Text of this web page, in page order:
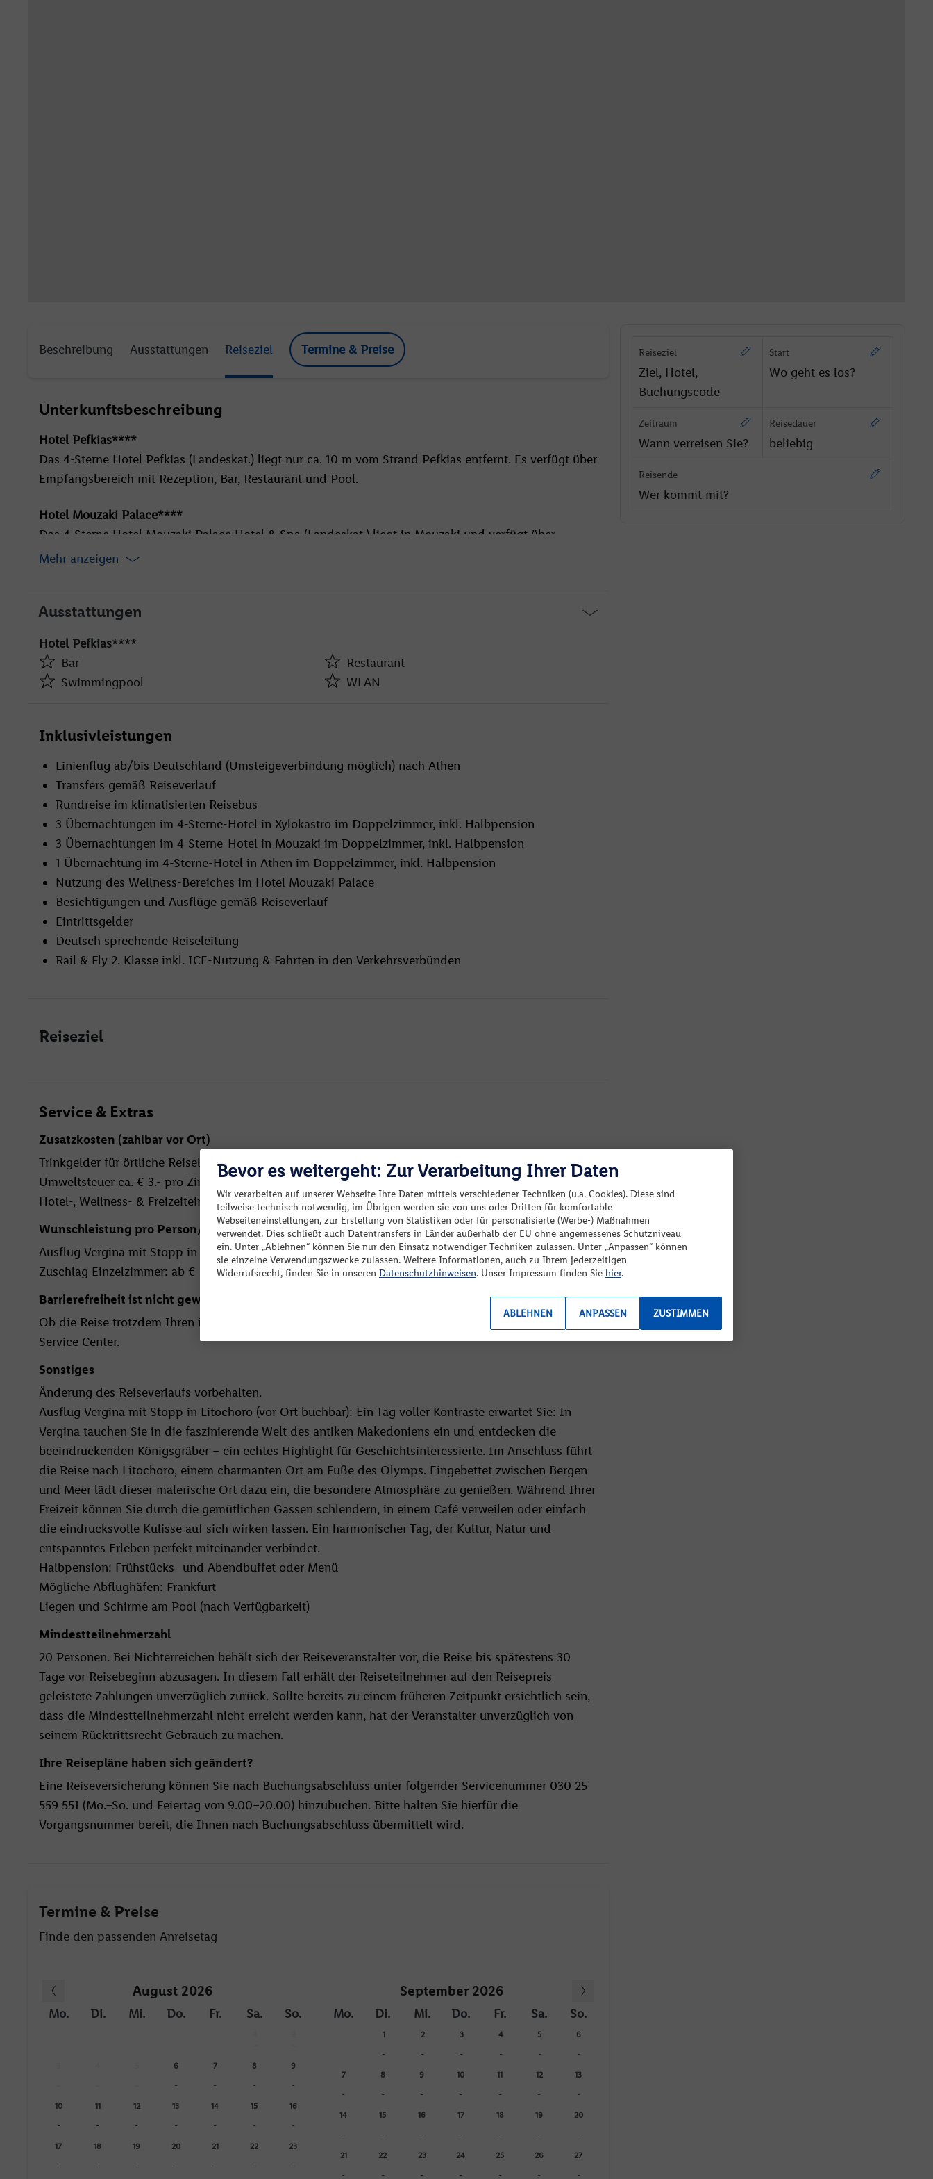
Beschreibung Ausstattungen Reiseziel Termine & Preise
Unterkunftsbeschreibung
Hotel Pefkias****
Das 4-Sterne Hotel Pefkias (Landeskat.) liegt nur ca. 10 m vom Strand Pefkias entfernt. Es verfügt über
Empfangsbereich mit Rezeption, Bar, Restaurant und Pool.
Hotel Mouzaki Palace****
Das 4-Sterne Hotel Mouzaki Palace Hotel & Spa (Landeskat.) liegt in Mouzaki und verfügt über
Empfangsbereich mit Rezeption, Bar, Restaurant und kostenfreien Wellnessbereich mit Hallenbad.
Das 4-Sterne Hotel Novus (Landeskat.) liegt in Athen, viele Sehenswürdigkeiten sind bequem mit
Restaurant.
Mehr anzeigen
Ausstattungen
Hotel Pefkias****
Bar
Restaurant
Swimmingpool
WLAN
Bar
Bar
Hallenbad
Wellnessbereich
WLAN
Bar
Restaurant
WLAN
Inklusivleistungen
Linienflug ab/bis Deutschland (Umsteigeverbindung möglich) nach Athen
Transfers gemäß Reiseverlauf
Rundreise im klimatisierten Reisebus
3 Übernachtungen im 4-Sterne-Hotel in Xylokastro im Doppelzimmer, inkl. Halbpension
3 Übernachtungen im 4-Sterne-Hotel in Mouzaki im Doppelzimmer, inkl. Halbpension
1 Übernachtung im 4-Sterne-Hotel in Athen im Doppelzimmer, inkl. Halbpension
Nutzung des Wellness-Bereiches im Hotel Mouzaki Palace
Besichtigungen und Ausflüge gemäß Reiseverlauf
Eintrittsgelder
Deutsch sprechende Reiseleitung
Rail & Fly 2. Klasse inkl. ICE-Nutzung & Fahrten in den Verkehrsverbünden
Reiseziel
Service & Extras
Zusatzkosten (zahlbar vor Ort)
Trinkgelder für örtliche Reiseleiter und Fahrer
Umweltsteuer ca. € 3.- pro Zimmer/Nacht.
Hotel-, Wellness- & Freizeiteinrichtungen z.T. gegen Gebühr.
Wunschleistung pro Person/Aufenthalt
Ausflug Vergina mit Stopp in Litochoro (vor Ort buchbar): ca. € 55.-
Zuschlag Einzelzimmer: ab € 219.-
Barrierefreiheit ist nicht gewährleistet.
Ob die Reise trotzdem Ihren individuellen Bedürfnissen entspricht, erfragen Sie bitte vor Buchung im
Service Center.
Sonstiges
Änderung des Reiseverlaufs vorbehalten.
Ausflug Vergina mit Stopp in Litochoro (vor Ort buchbar): Ein Tag voller Kontraste erwartet Sie: In
Vergina tauchen Sie in die faszinierende Welt des antiken Makedoniens ein und entdecken die
beeindruckenden Königsgräber – ein echtes Highlight für Geschichtsinteressierte. Im Anschluss führt
die Reise nach Litochoro, einem charmanten Ort am Fuße des Olymps. Eingebettet zwischen Bergen
und Meer lädt dieser malerische Ort dazu ein, die besondere Atmosphäre zu genießen. Während Ihrer
Freizeit können Sie durch die gemütlichen Gassen schlendern, in einem Café verweilen oder einfach
die eindrucksvolle Kulisse auf sich wirken lassen. Ein harmonischer Tag, der Kultur, Natur und
entspanntes Erleben perfekt miteinander verbindet.
Halbpension: Frühstücks- und Abendbuffet oder Menü
Mögliche Abflughäfen: Frankfurt
Liegen und Schirme am Pool (nach Verfügbarkeit)
Mindestteilnehmerzahl
20 Personen. Bei Nichterreichen behält sich der Reiseveranstalter vor, die Reise bis spätestens 30
Tage vor Reisebeginn abzusagen. In diesem Fall erhält der Reiseteilnehmer auf den Reisepreis
geleistete Zahlungen unverzüglich zurück. Sollte bereits zu einem früheren Zeitpunkt ersichtlich sein,
dass die Mindestteilnehmerzahl nicht erreicht werden kann, hat der Veranstalter unverzüglich von
seinem Rücktrittsrecht Gebrauch zu machen.
Ihre Reisepläne haben sich geändert?
Eine Reiseversicherung können Sie nach Buchungsabschluss unter folgender Servicenummer 030 25
559 551 (Mo.–So. und Feiertag von 9.00–20.00) hinzubuchen. Bitte halten Sie hierfür die
Vorgangsnummer bereit, die Ihnen nach Buchungsabschluss übermittelt wird.
Termine & Preise
Finde den passenden Anreisetag
August 2026 September 2026
Mo. Di. Mi. Do. Fr. Sa. So.
6
-
7
-
8
-
9
-
10
-
11
-
12
-
13
-
14
-
15
-
16
-
17
-
18
-
19
-
20
-
21
-
22
-
23
-
Mo. Di. Mi. Do. Fr. Sa. So.
1
-
2
-
3
-
4
-
5
-
6
-
7
-
8
-
9
-
10
-
11
-
12
-
13
-
14
-
15
-
16
-
17
-
18
-
19
-
20
-
21
-
22
-
23
-
24
-
25
-
26
-
27
-
Reiseziel
Ziel, Hotel,
Buchungscode
Start
Wo geht es los?
Zeitraum
Wann verreisen Sie?
Reisedauer
beliebig
Reisende
Wer kommt mit?
Bevor es weitergeht: Zur Verarbeitung Ihrer Daten
Wir verarbeiten auf unserer Webseite Ihre Daten mittels verschiedener Techniken (u.a. Cookies). Diese sind
teilweise technisch notwendig, im Übrigen werden sie von uns oder Dritten für komfortable
Webseiteneinstellungen, zur Erstellung von Statistiken oder für personalisierte (Werbe-) Maßnahmen
verwendet. Dies schließt auch Datentransfers in Länder außerhalb der EU ohne angemessenes Schutzniveau
ein. Unter „Ablehnen“ können Sie nur den Einsatz notwendiger Techniken zulassen. Unter „Anpassen“ können
sie einzelne Verwendungszwecke zulassen. Weitere Informationen, auch zu Ihrem jederzeitigen
Widerrufsrecht, finden Sie in unseren Datenschutzhinweisen. Unser Impressum finden Sie hier.
ZUSTIMMEN
ANPASSEN
ABLEHNEN
Keine passenden Angebote verfügbar.
Leider sind zu Ihrer Suche keine passenden Angebote
verfügbar. Bitte ändern Sie Ihre Reisekriterien oder Filter.